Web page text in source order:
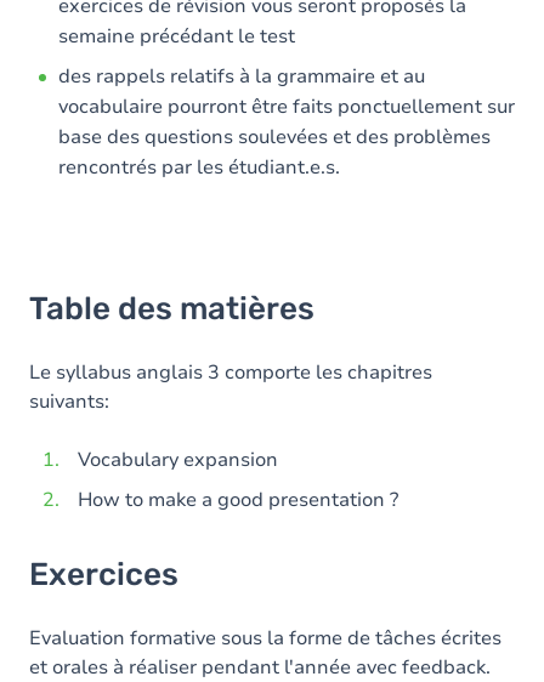
exercices de révision vous seront proposés la
semaine précédant le test
des rappels relatifs à la grammaire et au
vocabulaire pourront être faits ponctuellement sur
base des questions soulevées et des problèmes
rencontrés par les étudiant.e.s.
Table des matières
Le syllabus anglais 3 comporte les chapitres
suivants:
Vocabulary expansion
How to make a good presentation ?
Exercices
Evaluation formative sous la forme de tâches écrites
et orales à réaliser pendant l'année avec feedback.